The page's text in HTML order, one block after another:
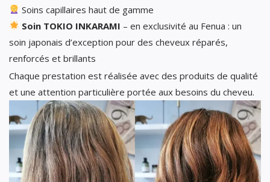
Soins capillaires haut de gamme
Soin TOKIO INKARAMI – en exclusivité au Fenua : un
soin japonais d’exception pour des cheveux réparés,
renforcés et brillants
Chaque prestation est réalisée avec des produits de qualité
et une attention particulière portée aux besoins du cheveu.